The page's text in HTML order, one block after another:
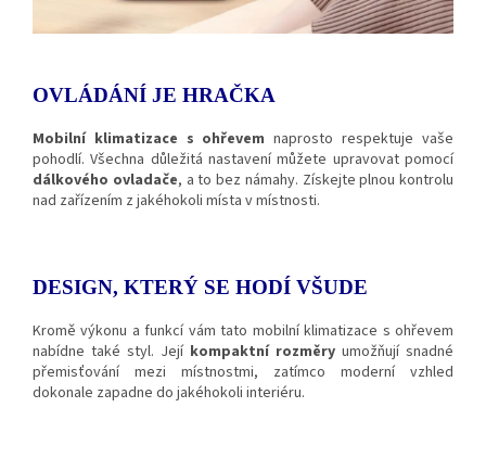
OVLÁDÁNÍ JE HRAČKA
Mobilní klimatizace s ohřevem naprosto respektuje vaše
pohodlí. Všechna důležitá nastavení můžete upravovat pomocí
dálkového ovladače, a to bez námahy. Získejte plnou kontrolu
nad zařízením z jakéhokoli místa v místnosti.
DESIGN, KTERÝ SE HODÍ VŠUDE
Kromě výkonu a funkcí vám tato mobilní klimatizace s ohřevem
nabídne také styl. Její kompaktní rozměry umožňují snadné
přemisťování mezi místnostmi, zatímco moderní vzhled
dokonale zapadne do jakéhokoli interiéru.